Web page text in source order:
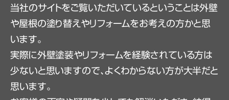
当社のサイトをご覧いただいているということは外壁
や屋根の塗り替えやリフォームをお考えの方かと思
います。
実際に外壁塗装やリフォームを経験されている方は
少ないと思いますので、よくわからない方が大半だと
思います。